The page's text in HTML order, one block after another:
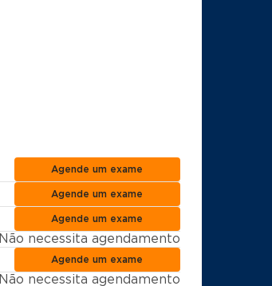
Agende um exame
Agende um exame
Agende um exame
Não necessita agendamento
Agende um exame
Não necessita agendamento